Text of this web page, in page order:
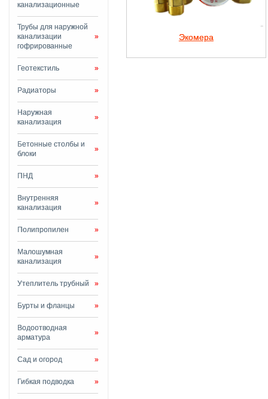
канализационные
Трубы для наружной
канализации
гофрированные
»
Геотекстиль »
Радиаторы »
Наружная
канализация
»
Бетонные столбы и
блоки
»
ПНД »
Внутренняя
канализация
»
Полипропилен »
Малошумная
канализация
»
Утеплитель трубный »
Бурты и фланцы »
Водоотводная
арматура
»
Сад и огород »
Гибкая подводка »
Экомера